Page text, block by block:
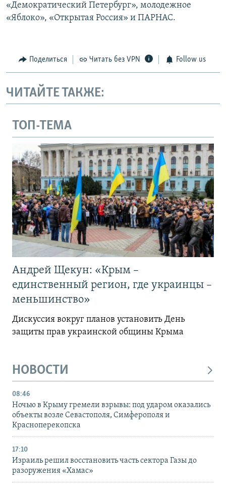
«Демократический Петербург», молодежное
«Яблоко», «Открытая Россия» и ПАРНАС.
Поделиться Читать без VPN Follow us
ЧИТАЙТЕ ТАКЖЕ:
ТОП-ТЕМА
Андрей Щекун: «Крым –
единственный регион, где украинцы –
меньшинство»
Дискуссия вокруг планов установить День
защиты прав украинской общины Крыма
НОВОСТИ
08:46
Ночью в Крыму гремели взрывы: под ударом оказались
объекты возле Севастополя, Симферополя и
Красноперекопска
17:10
Израиль решил восстановить часть сектора Газы до
разоружения «Хамас»